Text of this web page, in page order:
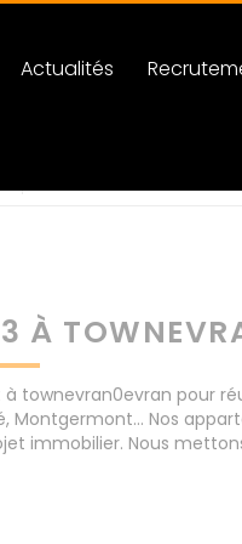
Actualités
À
townevran0evran pour
Montgermont... Nos
immobilier. Nous